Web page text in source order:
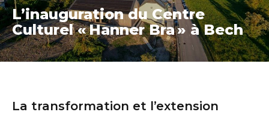
ACCUEIL
A PROPOS
L’inauguration du Centre
Culturel « Hanner Bra » à Bech
La transformation et l’extension